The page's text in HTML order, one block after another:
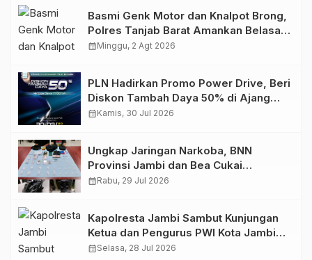
Basmi Genk Motor dan Knalpot Brong,
Polres Tanjab Barat Amankan Belasan
Kendaraan
calendar_monthMinggu, 2 Agt 2026
PLN Hadirkan Promo Power Drive, Beri
Diskon Tambah Daya 50% di Ajang
GIIAS 2026
calendar_monthKamis, 30 Jul 2026
Ungkap Jaringan Narkoba, BNN
Provinsi Jambi dan Bea Cukai
Amankan Sembilan Pelaku beserta
calendar_monthRabu, 29 Jul 2026
Kapolresta Jambi Sambut Kunjungan
Ketua dan Pengurus PWI Kota Jambi
Perkuat Sinergi dan Kolaborasi
calendar_monthSelasa, 28 Jul 2026